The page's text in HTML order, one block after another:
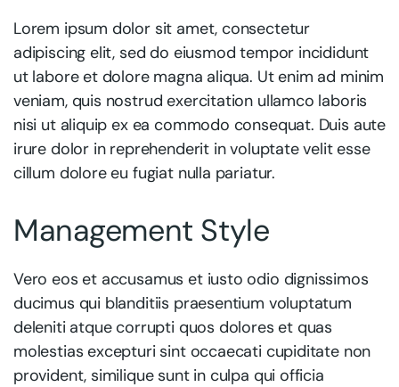
Lorem ipsum dolor sit amet, consectetur
adipiscing elit, sed do eiusmod tempor incididunt
ut labore et dolore magna aliqua. Ut enim ad minim
veniam, quis nostrud exercitation ullamco laboris
nisi ut aliquip ex ea commodo consequat. Duis aute
irure dolor in reprehenderit in voluptate velit esse
cillum dolore eu fugiat nulla pariatur.
Management Style
Vero eos et accusamus et iusto odio dignissimos
ducimus qui blanditiis praesentium voluptatum
deleniti atque corrupti quos dolores et quas
molestias excepturi sint occaecati cupiditate non
provident, similique sunt in culpa qui officia